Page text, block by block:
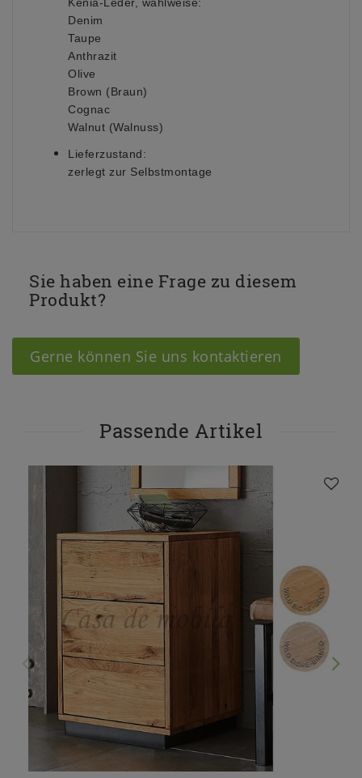
Denim
Taupe
Anthrazit
Olive
Brown (Braun)
Cognac
Walnut (Walnuss)
Lieferzustand:
zerlegt zur Selbstmontage
Sie haben eine Frage zu diesem
Produkt?
Gerne können Sie uns kontaktieren
Passende Artikel